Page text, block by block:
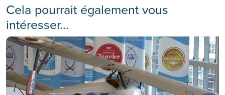
Cela pourrait également vous
intéresser...